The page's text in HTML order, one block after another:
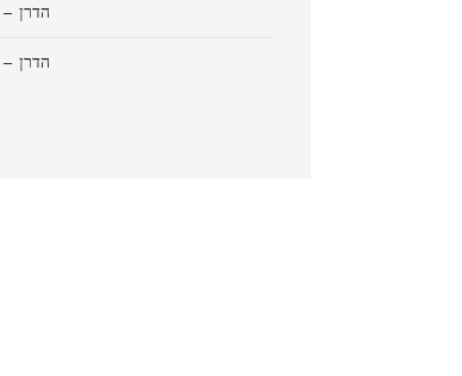
Hadran – הדרן
Hadran – הדרן